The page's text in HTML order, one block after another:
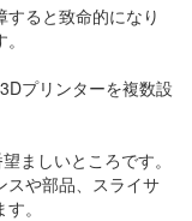
ると致命的になり
プリンターを複数設
ましいところです。
スや部品、スライサ
。